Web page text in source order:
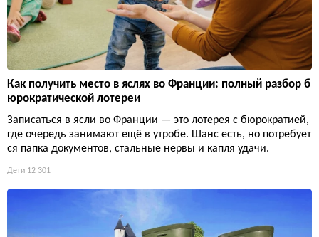
Как получить место в яслях во Франции: полный разбор б
юрократической лотереи
Записаться в ясли во Франции — это лотерея с бюрократией,
где очередь занимают ещё в утробе. Шанс есть, но потребует
ся папка документов, стальные нервы и капля удачи.
Дети 12 301